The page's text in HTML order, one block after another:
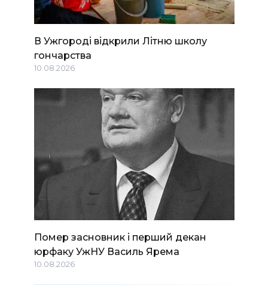
В Ужгороді відкрили Літню школу
гончарства
10.08.2026
Помер засновник і перший декан
юрфаку УжНУ Василь Ярема
10.08.2026